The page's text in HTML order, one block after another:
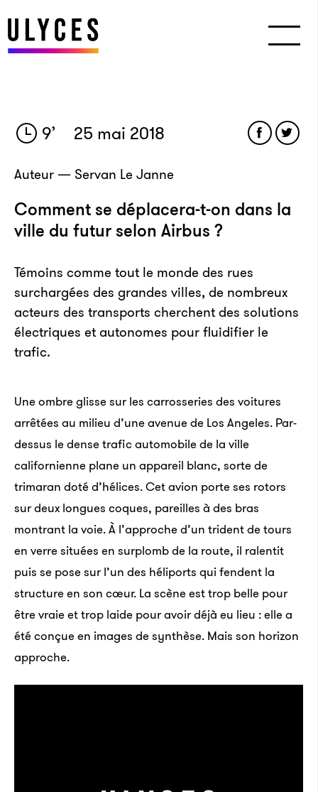
9’ 25 mai 2018
Auteur — Servan Le Janne
Comment se déplacera-t-on dans la
ville du futur selon Airbus ?
Témoins comme tout le monde des rues
surchargées des grandes villes, de nombreux
acteurs des transports cherchent des solutions
électriques et autonomes pour fluidifier le
trafic.
Une ombre glisse sur les carrosseries des voitures
arrêtées au milieu d’une avenue de Los Angeles. Par-
dessus le dense trafic automobile de la ville
californienne plane un appareil blanc, sorte de
trimaran doté d’hélices. Cet avion porte ses rotors
sur deux longues coques, pareilles à des bras
montrant la voie. À l’approche d’un trident de tours
en verre situées en surplomb de la route, il ralentit
puis se pose sur l’un des héliports qui fendent la
structure en son cœur. La scène est trop belle pour
être vraie et trop laide pour avoir déjà eu lieu : elle a
été conçue en images de synthèse. Mais son horizon
approche.